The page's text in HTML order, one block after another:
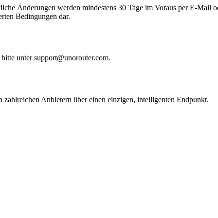
Änderungen werden mindestens 30 Tage im Voraus per E-
Bedingungen dar.
bitte untersupport@unorouter.com.
Anbietern über einen einzigen, intelligenten Endpunkt.